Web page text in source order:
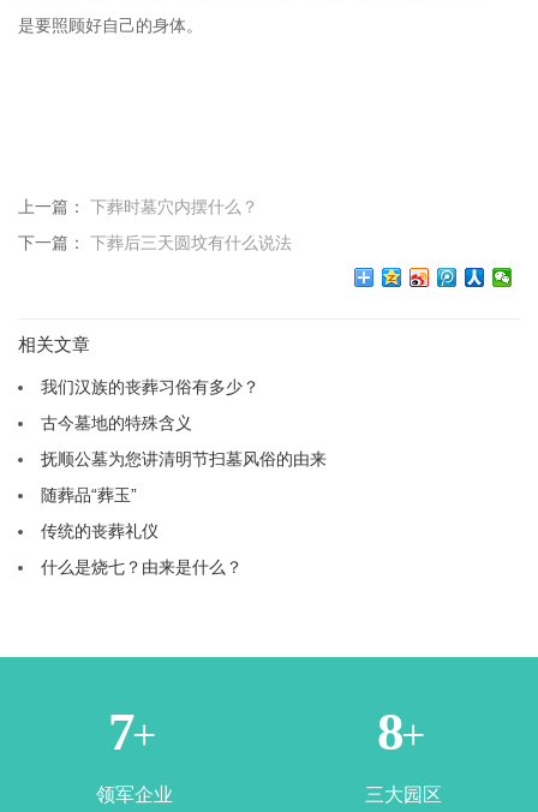
是要照顾好自己的身体。
上一篇： 下葬时墓穴内摆什么？
下一篇： 下葬后三天圆坟有什么说法
相关文章
我们汉族的丧葬习俗有多少？
古今墓地的特殊含义
抚顺公墓为您讲清明节扫墓风俗的由来
随葬品“葬玉”
传统的丧葬礼仪
什么是烧七？由来是什么？
1+
领军企业
3+
三大园区